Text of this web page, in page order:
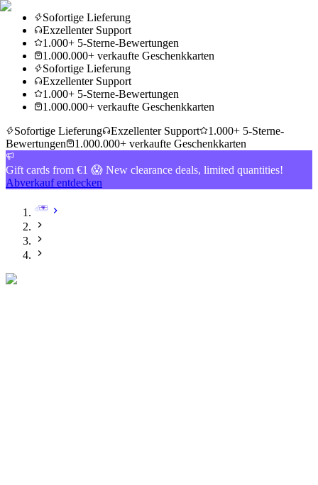
Sofortige Lieferung
Exzellenter Support
1.000+ 5-Sterne-Bewertungen
1.000.000+ verkaufte Geschenkkarten
Sofortige Lieferung
Exzellenter Support
1.000+ 5-Sterne-Bewertungen
1.000.000+ verkaufte Geschenkkarten
Sofortige Lieferung
Exzellenter Support
1.000+ 5-Sterne-
Bewertungen
1.000.000+ verkaufte Geschenkkarten
Gift cards from €1 😱 New clearance deals, limited quantities!
Abverkauf entdecken